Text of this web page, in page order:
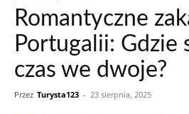
Romantyczne
Portugalii: Gdzie
czas we dwoje?
Przez Turysta123 - 23 sierpnia, 2025